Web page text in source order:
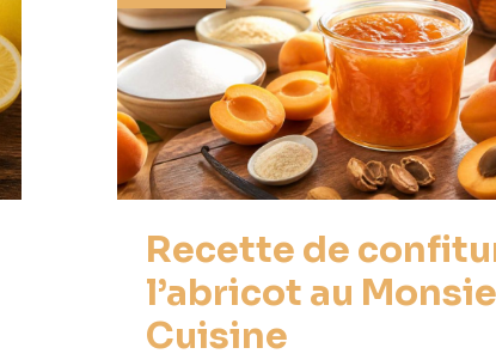
Recette de
l’abricot au
Cuisine